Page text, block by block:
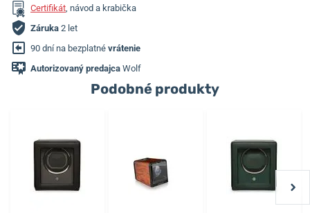
Certifikát, návod a krabička
Záruka 2 let
90 dní na bezplatné vrátenie
Autorizovaný predajca Wolf
Podobné produkty